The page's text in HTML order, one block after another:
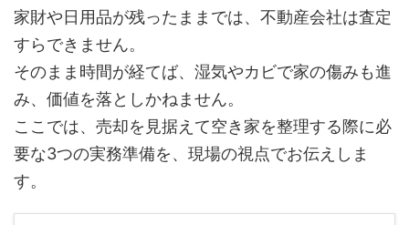
家財や日用品が残ったままでは、不動産会社は査定
すらできません。
そのまま時間が経てば、湿気やカビで家の傷みも進
み、価値を落としかねません。
ここでは、売却を見据えて空き家を整理する際に必
要な3つの実務準備を、現場の視点でお伝えしま
す。